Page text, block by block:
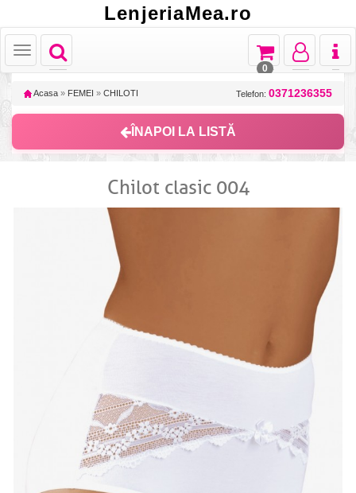
LenjeriaMea.ro
Toggle
navigation
Toggle
Toggle
navigation
Toggle
navigation
Toggle
navigation
0
Acasa » FEMEI » CHILOTI Telefon: 0371236355
ÎNAPOI LA LISTĂ
Chilot clasic 004